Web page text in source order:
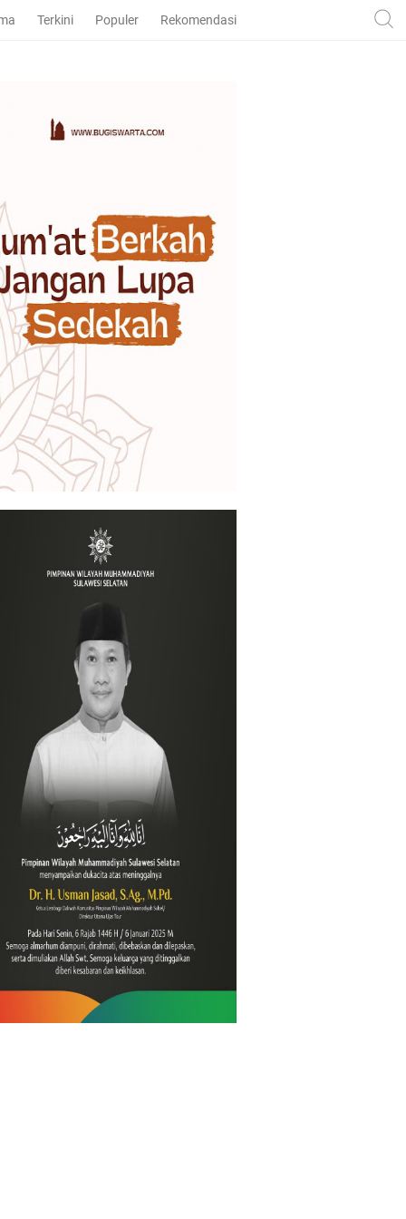
Terkini Populer Rekomendasi